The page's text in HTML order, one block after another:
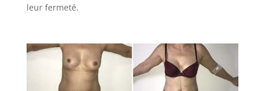
leur fermeté.